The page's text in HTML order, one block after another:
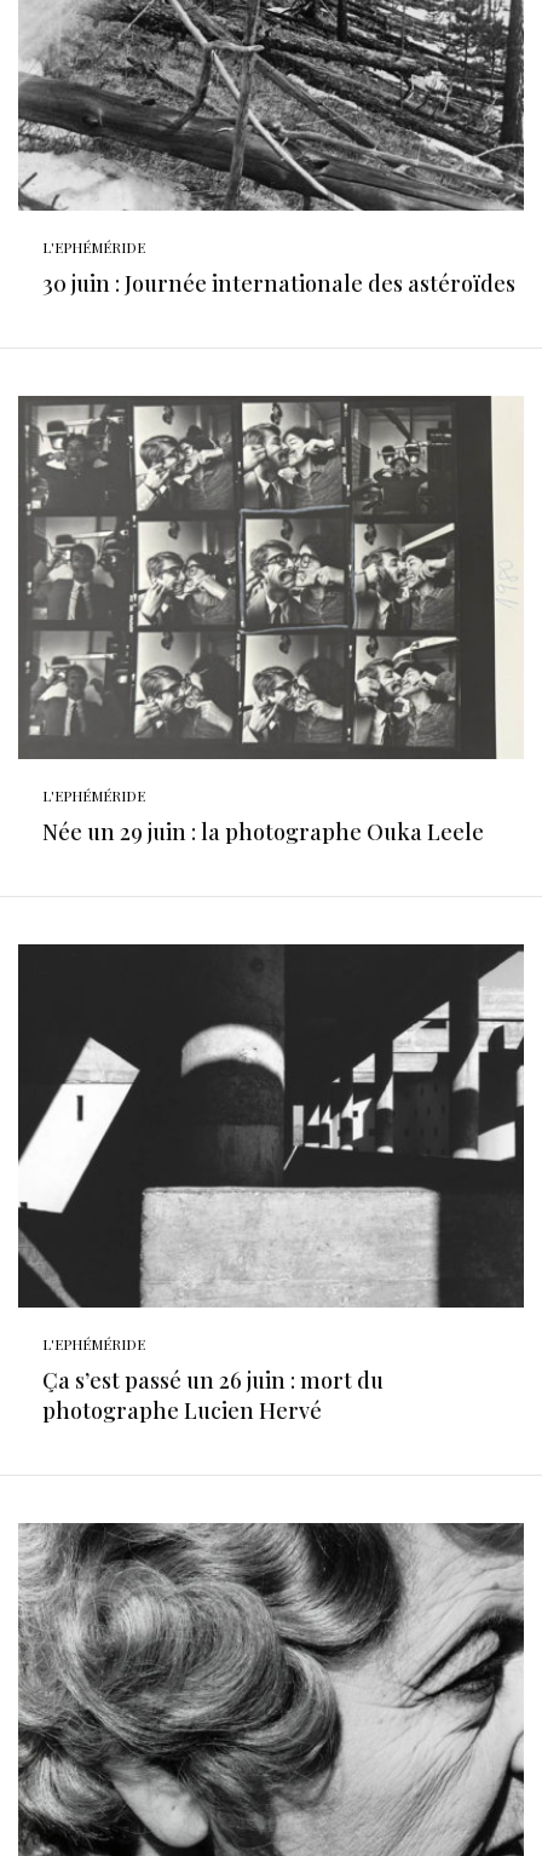
L'EPHÉMÉRIDE
30 juin : Journée internationale des astéroïdes
L'EPHÉMÉRIDE
Née un 29 juin : la photographe Ouka Leele
L'EPHÉMÉRIDE
Ça s’est passé un 26 juin : mort du
photographe Lucien Hervé